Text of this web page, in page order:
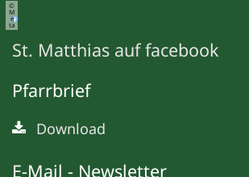
©
M
e
ta
St. Matthias auf facebook
Pfarrbrief
Download
E-Mail - Newsletter